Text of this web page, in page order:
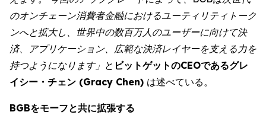
のオンチェーン消費者金融におけるユーティリティトーク
ンへと拡大し、世界中の数百万人のユーザーに向けて決
済、アプリケーション、広範な決済レイヤーを支える力を
持つようになります」 と ビットゲットのCEOであるグレ
イシー・チェン (Gracy Chen) は述べている。
BGBをモーフと共に拡張する